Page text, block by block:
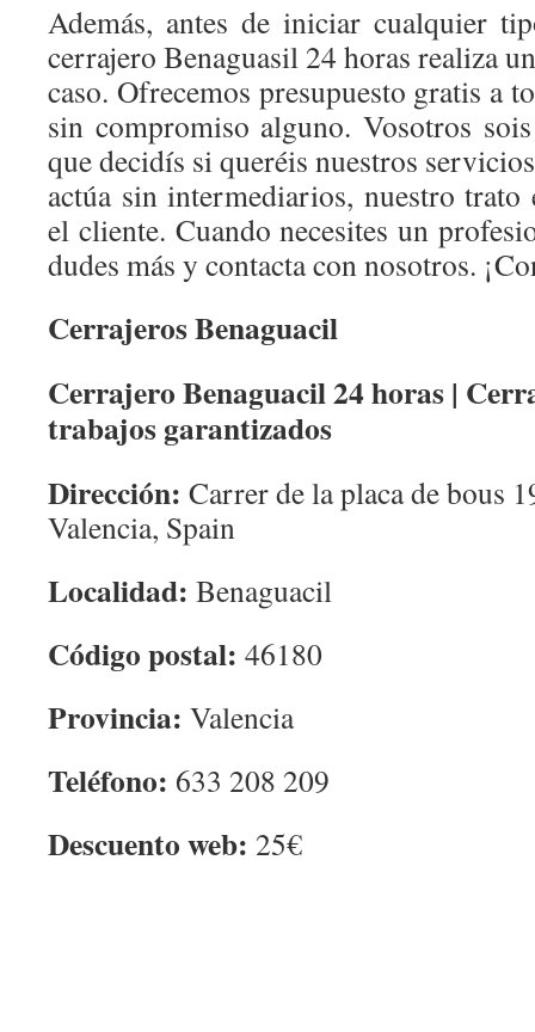
Además, antes de iniciar cualquier
cerrajero Benaguasil 24 horas realiza
caso. Ofrecemos presupuesto gratis a
sin compromiso alguno. Vosotros
que decidís si queréis nuestros
actúa sin intermediarios, nuestro trato
el cliente. Cuando necesites un
dudes más y contacta con nosotros.
Cerrajeros Benaguacil
Cerrajero Benaguacil 24 horas |
trabajos garantizados
Dirección: Carrer de la placa de bous
Valencia, Spain
Localidad: Benaguacil
Código postal: 46180
Provincia: Valencia
Teléfono: 633 208 209
Descuento web: 25€